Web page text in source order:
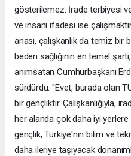
gösterilemez. İrade terbiyesi
ve insani ifadesi ise
anası, çalışkanlık da temiz bir
beden sağlığının en temel
anımsatan Cumhurbaşkanı
sürdürdü: "Evet, burada olan
bir gençliktir. Çalışkanlığıyla,
her alanda çok daha iyi
gençlik, Türkiye'nin bilim ve
daha ileriye taşıyacak